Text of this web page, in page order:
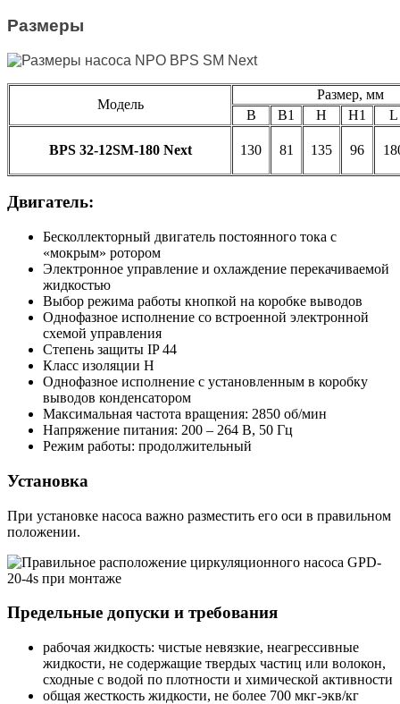
​Размеры
Модель
Размер, мм
B
B1 H H1 L
BPS 32-12SM-180 Next 130 81 135 96
Двигатель:
Бесколлекторный двигатель постоянного тока с
«мокрым» ротором
Электронное управление и охлаждение перекачиваемой
жидкостью
Выбор режима работы кнопкой на коробке выводов
Однофазное исполнение со встроенной электронной
схемой управления
Степень защиты IP 44
Класс изоляции H
Однофазное исполнение с установленным в коробку
выводов конденсатором
Максимальная частота вращения: 2850 об/мин
Напряжение питания: 200 – 264 В, 50 Гц
Режим работы: продолжительный
Установка
При установке насоса важно разместить его оси в правильном
положении.
Предельные допуски и требования
рабочая жидкость: чистые невязкие, неагрессивные
жидкости, не содержащие твердых частиц или волокон,
сходные с водой по плотности и химической активности
общая жесткость жидкости, не более 700 мкг-экв/кг